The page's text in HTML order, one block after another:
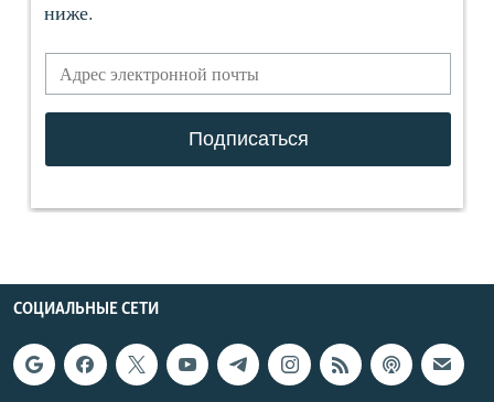
СОЦИАЛЬНЫЕ СЕТИ